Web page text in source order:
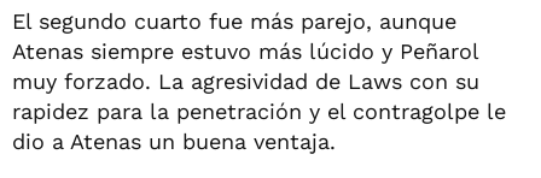
El segundo cuarto fue más parejo, aunque
Atenas siempre estuvo más lúcido y Peñarol
muy forzado. La agresividad de Laws con su
rapidez para la penetración y el contragolpe le
dio a Atenas un buena ventaja.